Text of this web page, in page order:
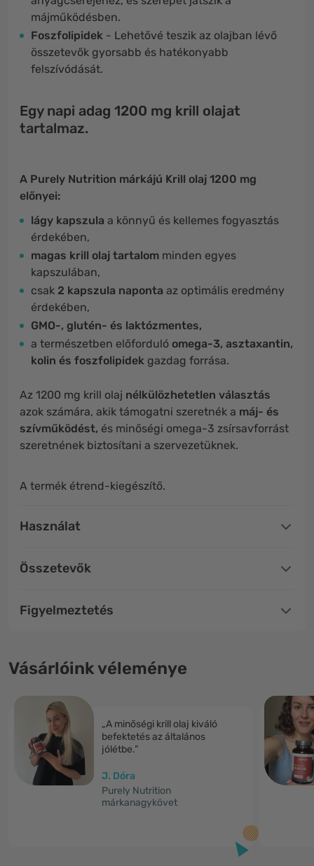
májműködésben.
Foszfolipidek - Lehetővé teszik az olajban lévő
összetevők gyorsabb és hatékonyabb
felszívódását.
Egy napi adag 1200 mg krill olajat
tartalmaz.
A Purely Nutrition márkájú Krill olaj 1200 mg
előnyei:
lágy kapszula a könnyű és kellemes fogyasztás
érdekében,
magas krill olaj tartalom minden egyes
kapszulában,
csak 2 kapszula naponta az optimális eredmény
érdekében,
GMO-, glutén- és laktózmentes,
a természetben előforduló omega-3, asztaxantin,
kolin és foszfolipidek gazdag forrása.
Az 1200 mg krill olaj nélkülözhetetlen választás
azok számára, akik támogatni szeretnék a máj- és
szívműködést, és minőségi omega-3 zsírsavforrást
szeretnének biztosítani a szervezetüknek.
A termék étrend-kiegészítő.
Használat
Összetevők
Figyelmeztetés
Vásárlóink véleménye
„A minőségi krill olaj kiváló
befektetés az általános
jólétbe.”
J. Dóra
Purely Nutrition
márkanagykövet